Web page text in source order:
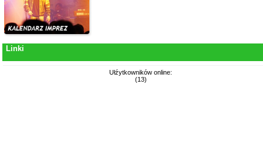
Linki
Ułźytkowników online:
(13)